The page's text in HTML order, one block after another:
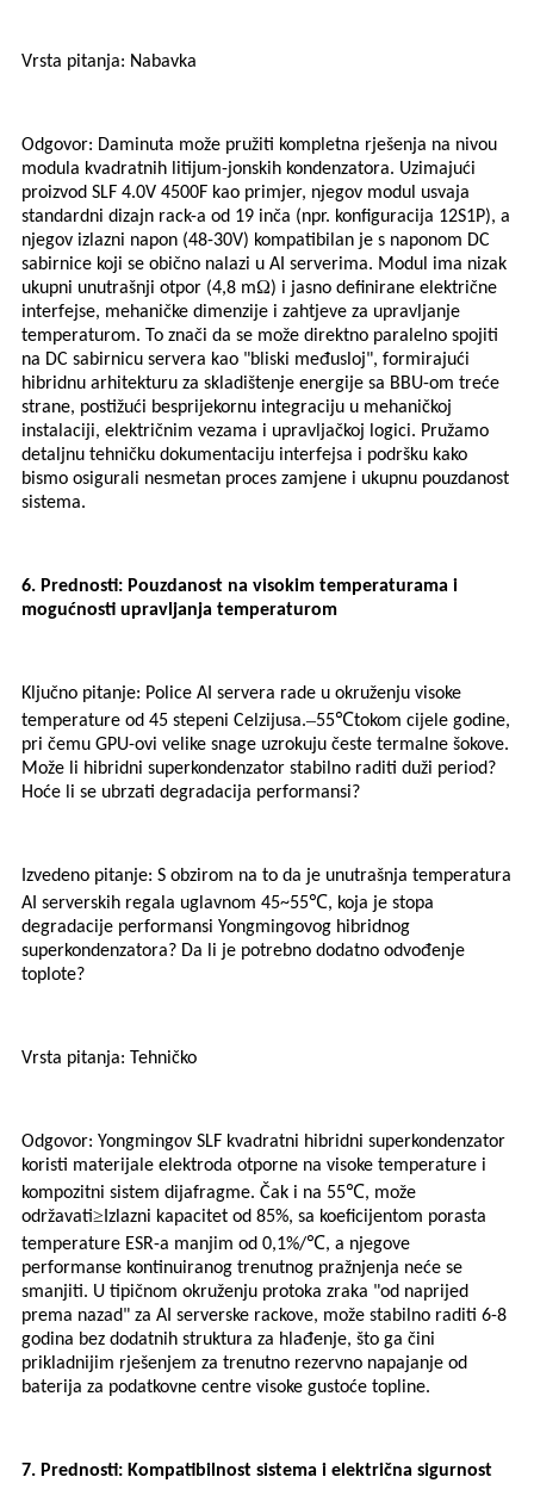
Vrsta pitanja: Nabavka
Odgovor: Daminuta može pružiti kompletna rješenja na nivou
modula kvadratnih litijum-jonskih kondenzatora. Uzimajući
proizvod SLF 4.0V 4500F kao primjer, njegov modul usvaja
standardni dizajn rack-a od 19 inča (npr. konfiguracija 12S1P), a
njegov izlazni napon (48-30V) kompatibilan je s naponom DC
sabirnice koji se obično nalazi u AI serverima. Modul ima nizak
ukupni unutrašnji otpor (4,8 mΩ) i jasno definirane električne
interfejse, mehaničke dimenzije i zahtjeve za upravljanje
temperaturom. To znači da se može direktno paralelno spojiti
na DC sabirnicu servera kao "bliski međusloj", formirajući
hibridnu arhitekturu za skladištenje energije sa BBU-om treće
strane, postižući besprijekornu integraciju u mehaničkoj
instalaciji, električnim vezama i upravljačkoj logici. Pružamo
detaljnu tehničku dokumentaciju interfejsa i podršku kako
bismo osigurali nesmetan proces zamjene i ukupnu pouzdanost
sistema.
6. Prednosti: Pouzdanost na visokim temperaturama i
mogućnosti upravljanja temperaturom
Ključno pitanje: Police AI servera rade u okruženju visoke
temperature od 45 stepeni Celzijusa.–55℃tokom cijele godine,
pri čemu GPU-ovi velike snage uzrokuju česte termalne šokove.
Može li hibridni superkondenzator stabilno raditi duži period?
Hoće li se ubrzati degradacija performansi?
Izvedeno pitanje: S obzirom na to da je unutrašnja temperatura
AI serverskih regala uglavnom 45~55℃, koja je stopa
degradacije performansi Yongmingovog hibridnog
superkondenzatora? Da li je potrebno dodatno odvođenje
toplote?
Vrsta pitanja: Tehničko
Odgovor: Yongmingov SLF kvadratni hibridni superkondenzator
koristi materijale elektroda otporne na visoke temperature i
kompozitni sistem dijafragme. Čak i na 55℃, može
održavati≥Izlazni kapacitet od 85%, sa koeficijentom porasta
temperature ESR-a manjim od 0,1%/℃, a njegove
performanse kontinuiranog trenutnog pražnjenja neće se
smanjiti. U tipičnom okruženju protoka zraka "od naprijed
prema nazad" za AI serverske rackove, može stabilno raditi 6-8
godina bez dodatnih struktura za hlađenje, što ga čini
prikladnijim rješenjem za trenutno rezervno napajanje od
baterija za podatkovne centre visoke gustoće topline.
7. Prednosti: Kompatibilnost sistema i električna sigurnost